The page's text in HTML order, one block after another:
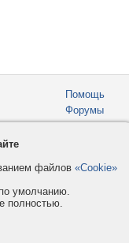
Помощь
Форумы
файлов «Cookie»
по умолчанию.
полностью.